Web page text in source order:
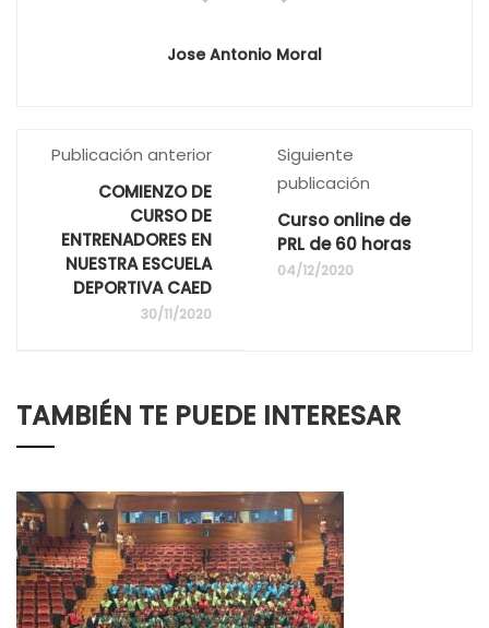
Jose Antonio Moral
Publicación anterior
COMIENZO DE
CURSO DE
ENTRENADORES EN
NUESTRA ESCUELA
DEPORTIVA CAED
30/11/2020
Siguiente
publicación
Curso online de
PRL de 60 horas
04/12/2020
TAMBIÉN TE PUEDE INTERESAR